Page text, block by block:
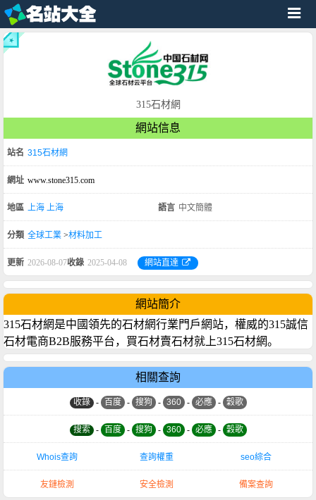
315石材網
網站信息
站名 315石材網
網址 www.stone315.com
地區 上海 上海 語言 中文簡體
分類 全球工業 >材料加工
更新 2026-08-07收錄 2025-04-08 網站直達
網站簡介
315石材網是中國領先的石材網行業門戶網站，權威的315誠信
石材電商B2B服務平台，買石材賣石材就上315石材網。
相關查詢
收錄 - 百度 - 搜狗 - 360 - 必應 - 穀歌
搜索 - 百度 - 搜狗 - 360 - 必應 - 穀歌
Whois查詢 查詢權重 seo綜合
友鏈檢測 安全檢測 備案查詢